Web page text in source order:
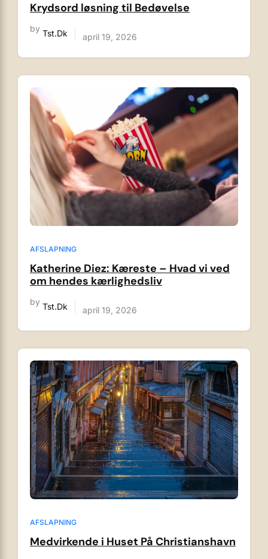
Krydsord løsning til Bedøvelse
by Tst.dk april 19, 2026
AFSLAPNING
Katherine Diez: Kæreste – Hvad vi ved
om hendes kærlighedsliv
by Tst.dk april 19, 2026
AFSLAPNING
Medvirkende i Huset På Christianshavn